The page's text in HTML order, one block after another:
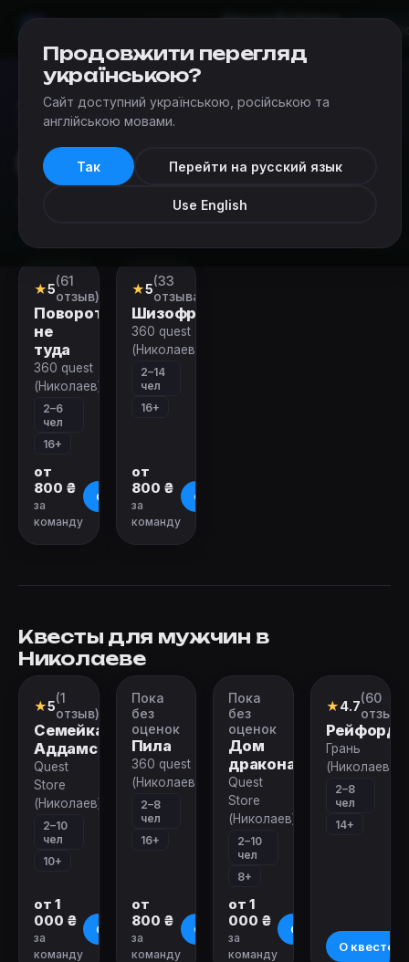
КвестыДобавить
Квесты›Категории квестов в реальности в Николаеве
Квесты для мужчин
Квесты для мужчин
Квесты для мужчин в Николаеве
Перформанс
★5(61
отзыв)
Поворот
не
туда
360 quest
(Николаев)
2–6
чел
16+
от
800 ₴
за
команду
О квесте
Перформанс
★5(33
отзыва)
Шизофрения
360 quest
(Николаев)
2–14
чел
16+
от
800 ₴
за
команду
О квесте
Квесты для мужчин в
Николаеве
Квест
★5(1
отзыв)
Семейка
Аддамс
Quest
Store
(Николаев)
2–10
чел
10+
от 1
000 ₴
за
команду
О квесте
Перформанс
Пока
без
оценок
Пила
360 quest
(Николаев)
2–8
чел
16+
от
800 ₴
за
команду
О квесте
Квест
Пока
без
оценок
Дом
дракона
Quest
Store
(Николаев)
2–10
чел
8+
от 1
000 ₴
за
команду
О квесте
★4.7(60
Рейфорд
Грань
(Николаев)
2–8
чел
14+
О квесте
Продовжити перегляд
українською?
Сайт доступний українською, російською та
англійською мовами.
Так Перейти на русский язык
Use English